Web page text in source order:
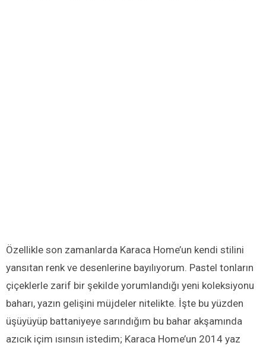
Özellikle son zamanlarda Karaca Home’un kendi stilini
yansıtan renk ve desenlerine bayılıyorum. Pastel tonların
çiçeklerle zarif bir şekilde yorumlandığı yeni koleksiyonu
baharı, yazın gelişini müjdeler nitelikte. İşte bu yüzden
üşüyüyüp battaniyeye sarındığım bu bahar akşamında
azıcık içim ısınsın istedim; Karaca Home’un 2014 yaz